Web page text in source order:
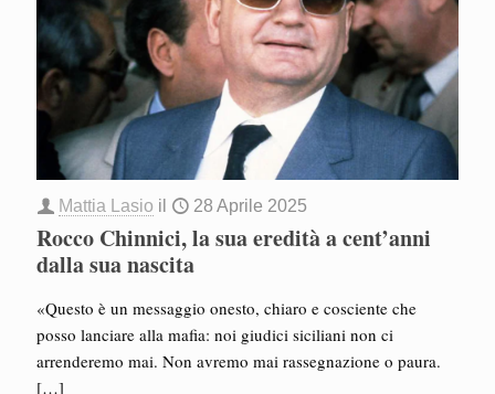
Mattia Lasio il 28 Aprile 2025
Rocco Chinnici, la sua eredità a cent’anni
dalla sua nascita
«Questo è un messaggio onesto, chiaro e cosciente che
posso lanciare alla mafia: noi giudici siciliani non ci
arrenderemo mai. Non avremo mai rassegnazione o paura.
[…]